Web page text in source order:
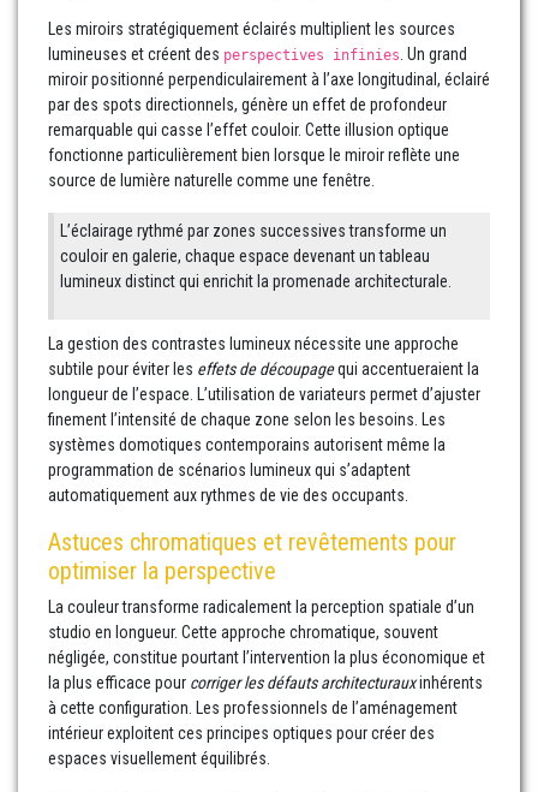
Les miroirs stratégiquement éclairés multiplient les sources
lumineuses et créent des perspectives infinies. Un grand
miroir positionné perpendiculairement à l’axe longitudinal, éclairé
par des spots directionnels, génère un effet de profondeur
remarquable qui casse l’effet couloir. Cette illusion optique
fonctionne particulièrement bien lorsque le miroir reflète une
source de lumière naturelle comme une fenêtre.
L’éclairage rythmé par zones successives transforme un
couloir en galerie, chaque espace devenant un tableau
lumineux distinct qui enrichit la promenade architecturale.
La gestion des contrastes lumineux nécessite une approche
subtile pour éviter les effets de découpagequi accentueraient la
longueur de l’espace. L’utilisation de variateurs permet d’ajuster
finement l’intensité de chaque zone selon les besoins. Les
systèmes domotiques contemporains autorisent même la
programmation de scénarios lumineux qui s’adaptent
automatiquement aux rythmes de vie des occupants.
Astuces chromatiques et revêtements pour
optimiser la perspective
La couleur transforme radicalement la perception spatiale d’un
studio en longueur. Cette approche chromatique, souvent
négligée, constitue pourtant l’intervention la plus économique et
la plus efficace pour corriger les défauts architecturauxinhérents
à cette configuration. Les professionnels de l’aménagement
intérieur exploitent ces principes optiques pour créer des
espaces visuellement équilibrés.